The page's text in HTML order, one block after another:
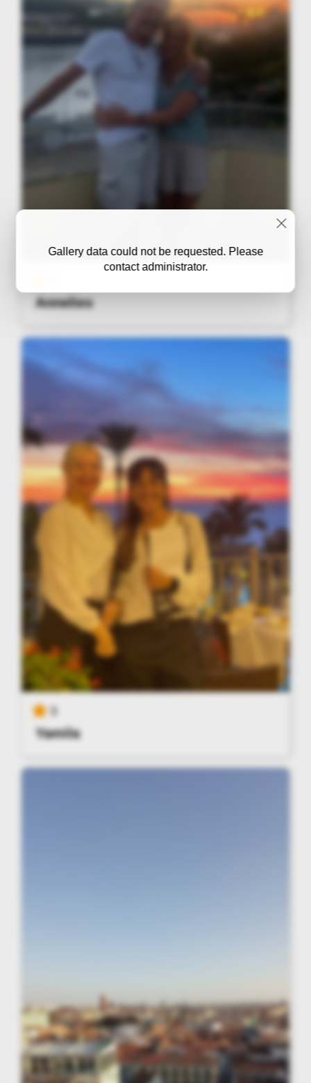
Gallery data could not be requested. Please
contact administrator.
Annelies
3
Yamila